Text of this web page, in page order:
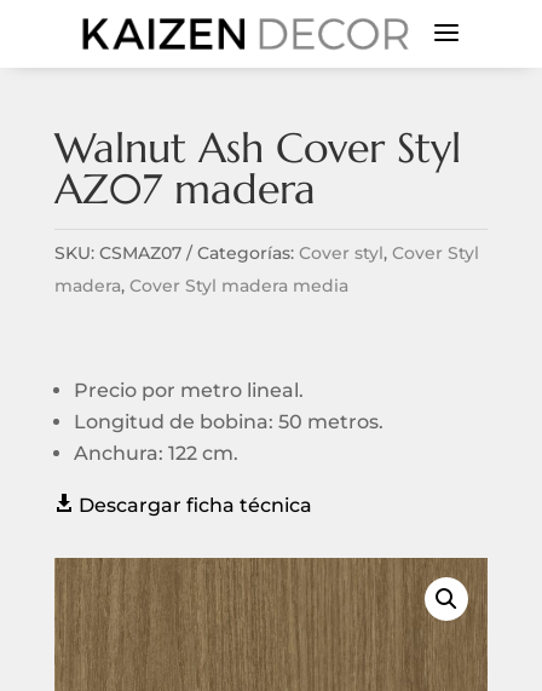
a
Walnut Ash Cover Styl
AZ07 madera
SKU: CSMAZ07 Categorías: Cover styl, Cover Styl
madera, Cover Styl madera media
Precio por metro lineal.
Longitud de bobina: 50 metros.
Anchura: 122 cm.
 Descargar ficha técnica